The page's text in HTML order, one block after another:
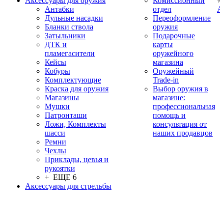
Антабки
Дульные насадки
Бланки ствола
Затыльники
ДТК и
пламегасители
Кейсы
Кобуры
Комплектующие
Краска для оружия
Магазины
Мушки
Патронташи
Ложи, Комплекты
шасси
Ремни
Чехлы
Приклады, цевья и
рукоятки
+ ЕЩЕ 6
Аксессуары для стрельбы
отдел
Переоформление
оружия
Подарочные
карты
оружейного
магазина
Оружейный
Trade-in
Выбор оружия в
магазине:
профессиональная
помощь и
консультация от
наших продавцов